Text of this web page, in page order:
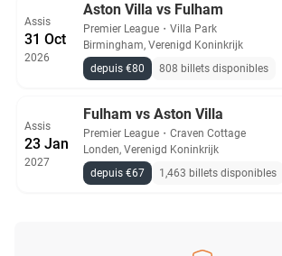
Assis
31 Oct
2026
Aston Villa vs Fulham
Premier League ・ Villa Park
Birmingham, Verenigd Koninkrijk
depuis €80
808 billets disponibles
Assis
23 Jan
2027
Fulham vs Aston Villa
Premier League ・ Craven Cottage
Londen, Verenigd Koninkrijk
depuis €67
1,463 billets disponibles